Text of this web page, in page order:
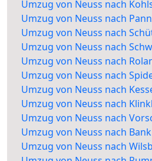
Umzug von Neuss nach
Umzug von Neuss nach
Umzug von Neuss nach
Umzug von Neuss nach
Umzug von Neuss nach
Umzug von Neuss nach
Umzug von Neuss nach
Umzug von Neuss nach
Umzug von Neuss nach
Umzug von Neuss nach Bank
Umzug von Neuss nach